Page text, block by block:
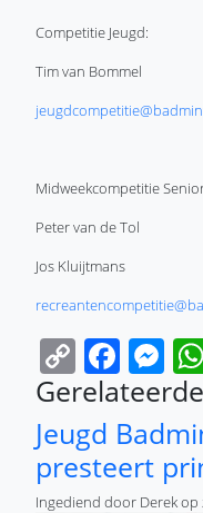
Competitie Jeugd:
Tim van Bommel
Midweekcompetitie
Peter van de Tol
Jos Kluijtmans
Copy
Link
Jeugd
presteert
Ingediend door Derekop